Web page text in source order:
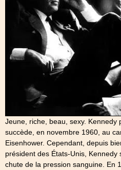
Jeune, riche, beau, sexy.
succède, en novembre 1960, au
Eisenhower. Cependant, depuis
président des États-Unis,
chute de la pression sanguine. En